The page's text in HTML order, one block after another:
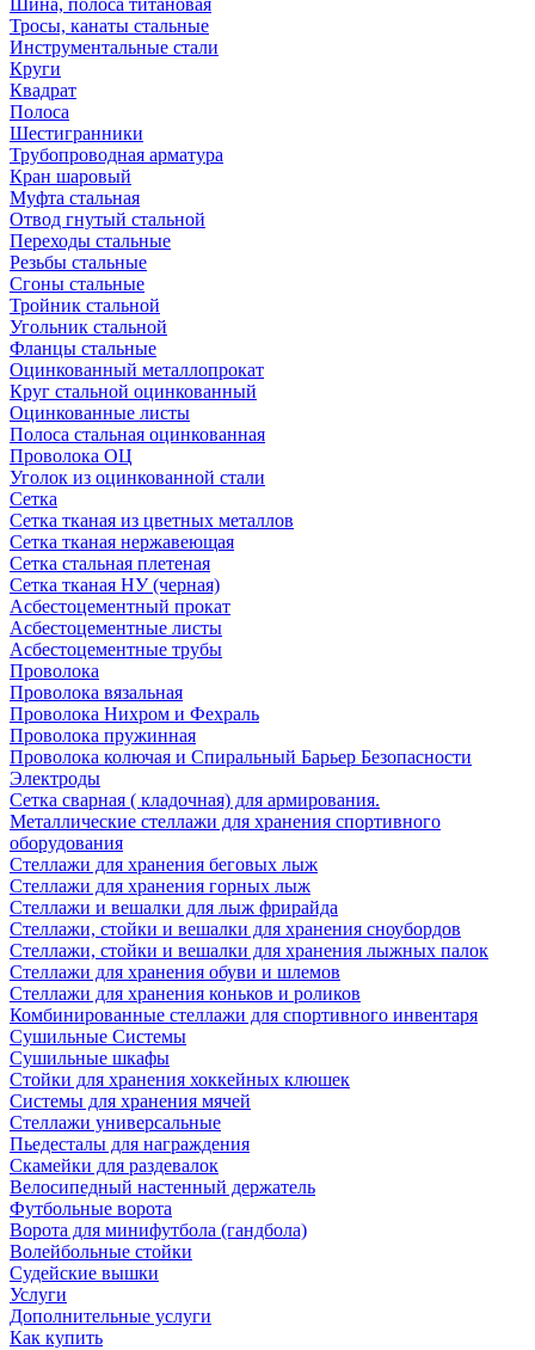
Шина, полоса титановая
Тросы, канаты стальные
Инструментальные стали
Круги
Квадрат
Полоса
Шестигранники
Трубопроводная арматура
Кран шаровый
Муфта стальная
Отвод гнутый стальной
Переходы стальные
Резьбы стальные
Сгоны стальные
Тройник стальной
Угольник стальной
Фланцы стальные
Оцинкованный металлопрокат
Круг стальной оцинкованный
Оцинкованные листы
Полоса стальная оцинкованная
Проволока ОЦ
Уголок из оцинкованной стали
Сетка
Сетка тканая из цветных металлов
Сетка тканая нержавеющая
Сетка стальная плетеная
Сетка тканая НУ (черная)
Асбестоцементный прокат
Асбестоцементные листы
Асбестоцементные трубы
Проволока
Проволока вязальная
Проволока Нихром и Фехраль
Проволока пружинная
Проволока колючая и Спиральный Барьер Безопасности
Электроды
Сетка сварная ( кладочная) для армирования.
Металлические стеллажи для хранения спортивного
оборудования
Стеллажи для хранения беговых лыж
Стеллажи для хранения горных лыж
Стеллажи и вешалки для лыж фрирайда
Стеллажи, стойки и вешалки для хранения сноубордов
Стеллажи, стойки и вешалки для хранения лыжных палок
Стеллажи для хранения обуви и шлемов
Стеллажи для хранения коньков и роликов
Комбинированные стеллажи для спортивного инвентаря
Сушильные Системы
Сушильные шкафы
Стойки для хранения хоккейных клюшек
Системы для хранения мячей
Стеллажи универсальные
Пьедесталы для награждения
Скамейки для раздевалок
Велосипедный настенный держатель
Футбольные ворота
Ворота для минифутбола (гандбола)
Волейбольные стойки
Судейские вышки
Услуги
Дополнительные услуги
Как купить